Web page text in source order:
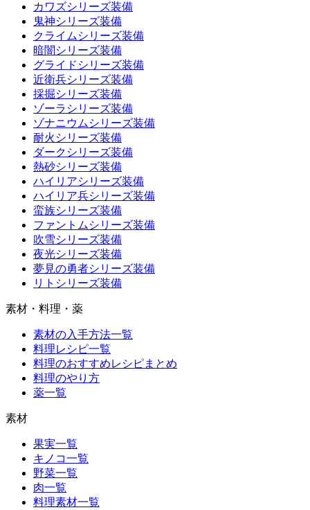
カワズシリーズ装備
鬼神シリーズ装備
クライムシリーズ装備
暗闇シリーズ装備
グライドシリーズ装備
近衛兵シリーズ装備
採掘シリーズ装備
ゾーラシリーズ装備
ゾナニウムシリーズ装備
耐火シリーズ装備
ダークシリーズ装備
熱砂シリーズ装備
ハイリアシリーズ装備
ハイリア兵シリーズ装備
蛮族シリーズ装備
ファントムシリーズ装備
吹雪シリーズ装備
夜光シリーズ装備
夢見の勇者シリーズ装備
リトシリーズ装備
素材・料理・薬
素材の入手方法一覧
料理レシピ一覧
料理のおすすめレシピまとめ
料理のやり方
薬一覧
素材
果実一覧
キノコ一覧
野菜一覧
肉一覧
料理素材一覧